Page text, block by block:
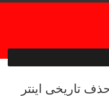
تاریخی اینتر